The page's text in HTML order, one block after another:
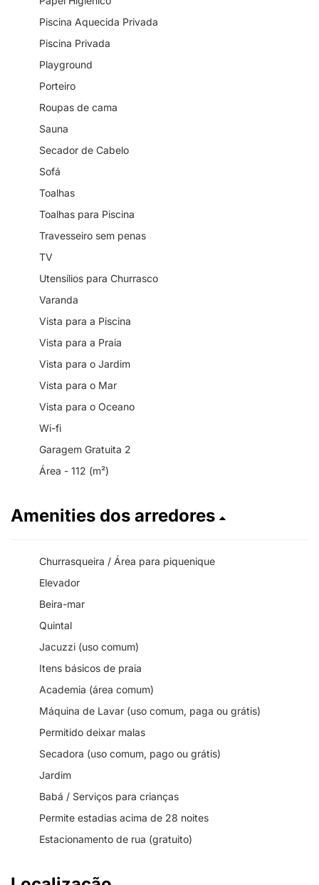
Piscina Aquecida Privada
Piscina Privada
Playground
Porteiro
Roupas de cama
Sauna
Secador de Cabelo
Sofá
Toalhas
Toalhas para Piscina
Travesseiro sem penas
TV
Utensílios para Churrasco
Varanda
Vista para a Piscina
Vista para a Praia
Vista para o Jardim
Vista para o Mar
Vista para o Oceano
Wi-fi
Garagem Gratuita 2
Área - 112 (m²)
Amenities dos arredores
Churrasqueira / Área para piquenique
Elevador
Beira-mar
Quintal
Jacuzzi (uso comum)
Itens básicos de praia
Academia (área comum)
Máquina de Lavar (uso comum, paga ou grátis)
Permitido deixar malas
Secadora (uso comum, pago ou grátis)
Jardim
Babá / Serviços para crianças
Permite estadias acima de 28 noites
Estacionamento de rua (gratuito)